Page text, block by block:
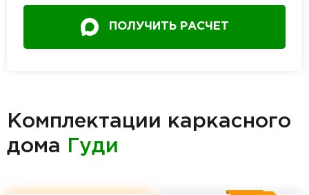
ПОЛУЧИТЬ РАСЧЕТ
Комплектации каркасного
дома
Гуди